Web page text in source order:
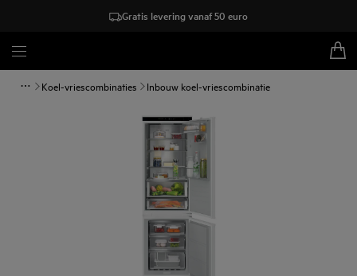
Gratis levering vanaf 50 euro
Koel-vriescombinaties Inbouw koel-vriescombinatie